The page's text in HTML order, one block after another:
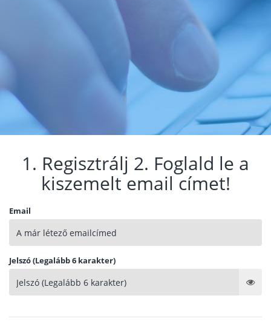
1. Regisztrálj 2. Foglald le a
kiszemelt email címet!
Email
Jelszó (Legalább 6 karakter)